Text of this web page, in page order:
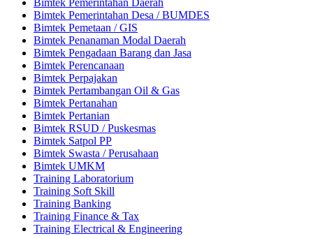
Bimtek Pemerintahan Desa / BUMDES
Bimtek Pemetaan / GIS
Bimtek Penanaman Modal Daerah
Bimtek Pengadaan Barang dan Jasa
Bimtek Perencanaan
Bimtek Perpajakan
Bimtek Pertambangan Oil & Gas
Bimtek Pertanahan
Bimtek Pertanian
Bimtek RSUD / Puskesmas
Bimtek Satpol PP
Bimtek Swasta / Perusahaan
Bimtek UMKM
Training Laboratorium
Training Soft Skill
Training Banking
Training Finance & Tax
Training Electrical & Engineering